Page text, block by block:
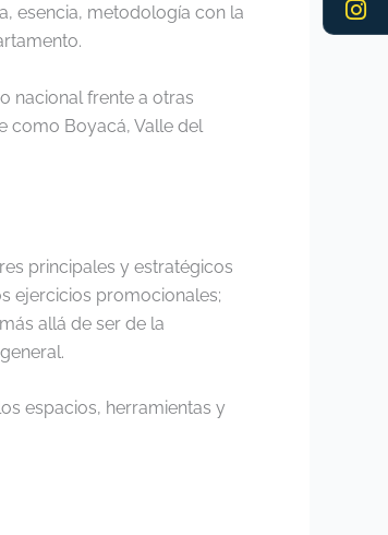
esencia, metodología con la
nacional frente a otras
como Boyacá, Valle del
principales y estratégicos
ejercicios promocionales;
allá de ser de la
espacios, herramientas y